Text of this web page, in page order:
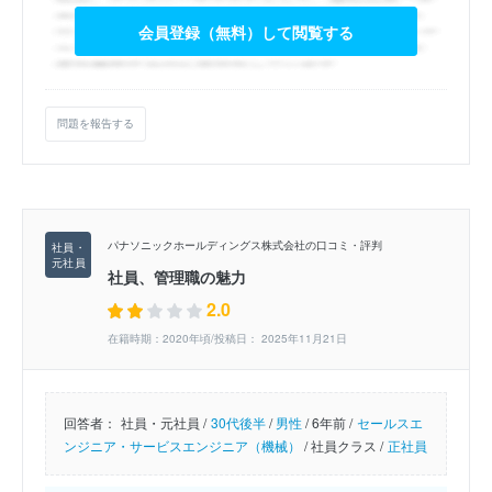
会員登録（無料）して閲覧する
問題を報告する
パナソニックホールディングス株式会社の口コミ・評判
社員、管理職の魅力
2.0
在籍時期：2020年頃/投稿日： 2025年11月21日
回答者： 社員・元社員 / 30代後半/男性/6年前 / セールスエ
ンジニア・サービスエンジニア（機械） /社員クラス / 正社員